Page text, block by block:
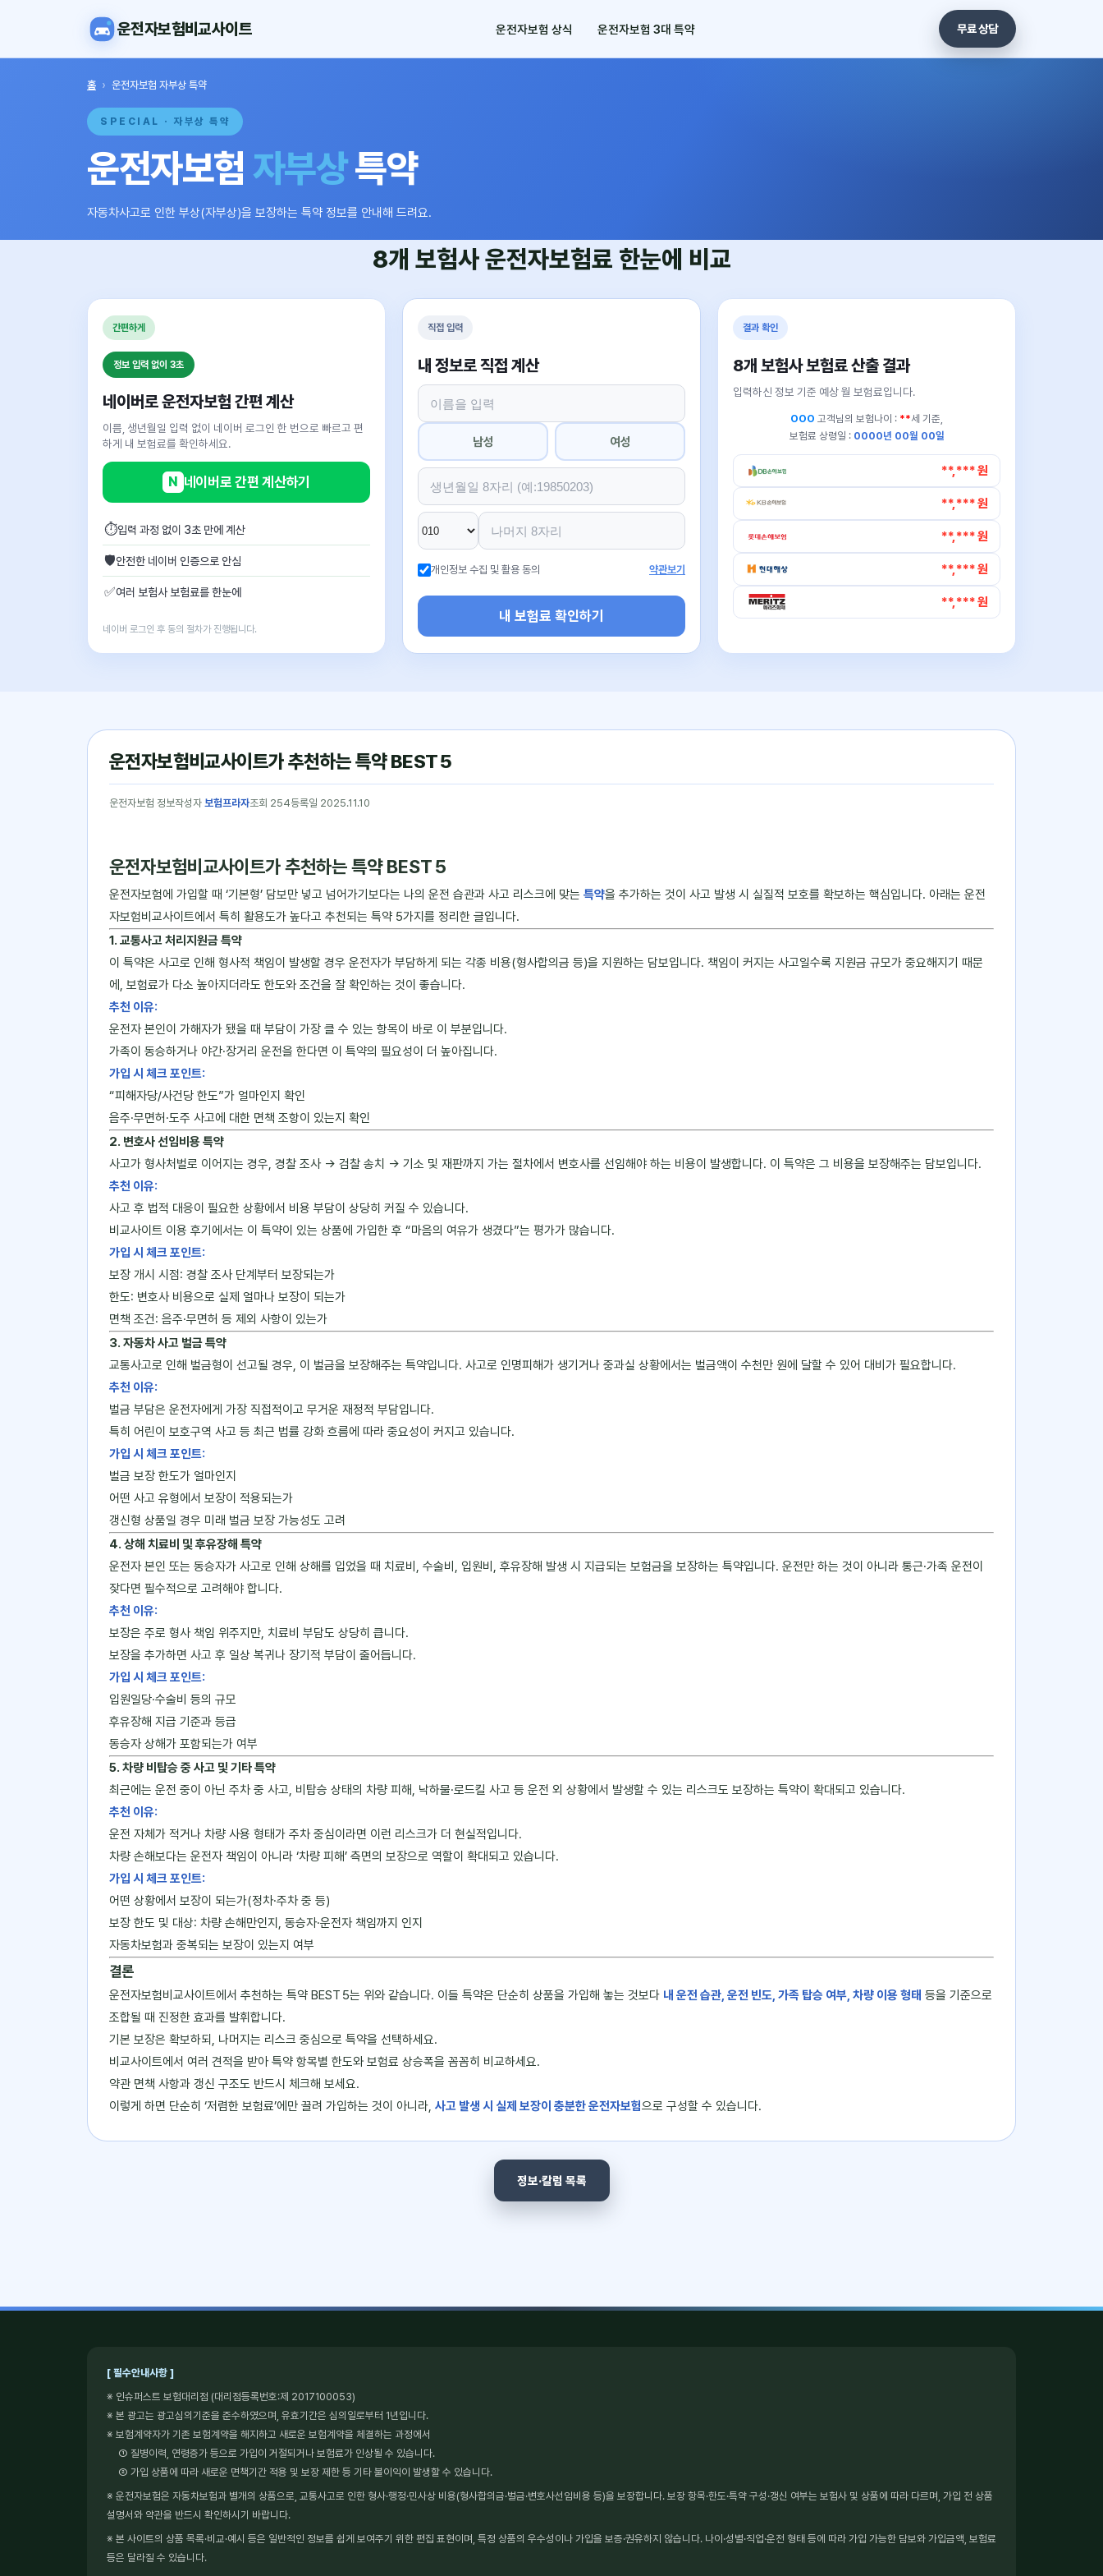
운전자보험비교사이트 운전자보험 상식 운전자보험 3대 특약 무료 상담
홈 › 운전자보험 자부상 특약
SPECIAL · 자부상 특약
운전자보험 자부상특약
자동차사고로 인한 부상(자부상)을 보장하는 특약 정보를 안내해 드려요.
8개 보험사운전자보험료 한눈에 비교
간편하게
정보 입력 없이 3초
네이버로 운전자보험 간편 계산
이름, 생년월일 입력 없이 네이버 로그인 한 번으로 빠르고 편
하게 내 보험료를 확인하세요.
N 네이버로 간편 계산하기
⏱입력 과정 없이 3초 만에 계산
🛡안전한 네이버 인증으로 안심
✅여러 보험사 보험료를 한눈에
네이버 로그인 후 동의 절차가 진행됩니다.
직접 입력
내 정보로 직접 계산
남성 여성
개인정보 수집 및 활용 동의 약관보기
내 보험료 확인하기
결과 확인
8개 보험사 보험료 산출 결과
입력하신 정보 기준 예상 월 보험료입니다.
OOO 고객님의 보험나이 : **세 기준,
보험료 상령일 : 0000년 00월 00일
**,*** 원
**,*** 원
**,*** 원
**,*** 원
**,*** 원
운전자보험비교사이트가 추천하는 특약 BEST 5
운전자보험 정보작성자 보험프라자조회 254등록일 2025.11.10
운전자보험비교사이트가 추천하는 특약 BEST 5
운전자보험에 가입할 때 ‘기본형’ 담보만 넣고 넘어가기보다는 나의 운전 습관과 사고 리스크에 맞는 특약을 추가하는 것이 사고 발생 시 실질적 보호를 확보하는 핵심입니다. 아래는 운전
자보험비교사이트에서 특히 활용도가 높다고 추천되는 특약 5가지를 정리한 글입니다.
1. 교통사고 처리지원금 특약
이 특약은 사고로 인해 형사적 책임이 발생할 경우 운전자가 부담하게 되는 각종 비용(형사합의금 등)을 지원하는 담보입니다. 책임이 커지는 사고일수록 지원금 규모가 중요해지기 때문
에, 보험료가 다소 높아지더라도 한도와 조건을 잘 확인하는 것이 좋습니다.
추천 이유:
운전자 본인이 가해자가 됐을 때 부담이 가장 클 수 있는 항목이 바로 이 부분입니다.
가족이 동승하거나 야간·장거리 운전을 한다면 이 특약의 필요성이 더 높아집니다.
가입 시 체크 포인트:
“피해자당/사건당 한도”가 얼마인지 확인
음주·무면허·도주 사고에 대한 면책 조항이 있는지 확인
2. 변호사 선임비용 특약
사고가 형사처벌로 이어지는 경우, 경찰 조사 → 검찰 송치 → 기소 및 재판까지 가는 절차에서 변호사를 선임해야 하는 비용이 발생합니다. 이 특약은 그 비용을 보장해주는 담보입니다.
추천 이유:
사고 후 법적 대응이 필요한 상황에서 비용 부담이 상당히 커질 수 있습니다.
비교사이트 이용 후기에서는 이 특약이 있는 상품에 가입한 후 “마음의 여유가 생겼다”는 평가가 많습니다.
가입 시 체크 포인트:
보장 개시 시점: 경찰 조사 단계부터 보장되는가
한도: 변호사 비용으로 실제 얼마나 보장이 되는가
면책 조건: 음주·무면허 등 제외 사항이 있는가
3. 자동차 사고 벌금 특약
교통사고로 인해 벌금형이 선고될 경우, 이 벌금을 보장해주는 특약입니다. 사고로 인명피해가 생기거나 중과실 상황에서는 벌금액이 수천만 원에 달할 수 있어 대비가 필요합니다.
추천 이유:
벌금 부담은 운전자에게 가장 직접적이고 무거운 재정적 부담입니다.
특히 어린이 보호구역 사고 등 최근 법률 강화 흐름에 따라 중요성이 커지고 있습니다.
가입 시 체크 포인트:
벌금 보장 한도가 얼마인지
어떤 사고 유형에서 보장이 적용되는가
갱신형 상품일 경우 미래 벌금 보장 가능성도 고려
4. 상해 치료비 및 후유장해 특약
운전자 본인 또는 동승자가 사고로 인해 상해를 입었을 때 치료비, 수술비, 입원비, 후유장해 발생 시 지급되는 보험금을 보장하는 특약입니다. 운전만 하는 것이 아니라 통근·가족 운전이
잦다면 필수적으로 고려해야 합니다.
추천 이유:
보장은 주로 형사 책임 위주지만, 치료비 부담도 상당히 큽니다.
보장을 추가하면 사고 후 일상 복귀나 장기적 부담이 줄어듭니다.
가입 시 체크 포인트:
입원일당·수술비 등의 규모
후유장해 지급 기준과 등급
동승자 상해가 포함되는가 여부
5. 차량 비탑승 중 사고 및 기타 특약
최근에는 운전 중이 아닌 주차 중 사고, 비탑승 상태의 차량 피해, 낙하물·로드킬 사고 등 운전 외 상황에서 발생할 수 있는 리스크도 보장하는 특약이 확대되고 있습니다.
추천 이유:
운전 자체가 적거나 차량 사용 형태가 주차 중심이라면 이런 리스크가 더 현실적입니다.
차량 손해보다는 운전자 책임이 아니라 ‘차량 피해’ 측면의 보장으로 역할이 확대되고 있습니다.
가입 시 체크 포인트:
어떤 상황에서 보장이 되는가(정차·주차 중 등)
보장 한도 및 대상: 차량 손해만인지, 동승자·운전자 책임까지 인지
자동차보험과 중복되는 보장이 있는지 여부
결론
운전자보험비교사이트에서 추천하는 특약 BEST 5는 위와 같습니다. 이들 특약은 단순히 상품을 가입해 놓는 것보다 내 운전 습관, 운전 빈도, 가족 탑승 여부, 차량 이용 형태 등을 기준으로
조합될 때 진정한 효과를 발휘합니다.
기본 보장은 확보하되, 나머지는 리스크 중심으로 특약을 선택하세요.
비교사이트에서 여러 견적을 받아 특약 항목별 한도와 보험료 상승폭을 꼼꼼히 비교하세요.
약관 면책 사항과 갱신 구조도 반드시 체크해 보세요.
이렇게 하면 단순히 ‘저렴한 보험료’에만 끌려 가입하는 것이 아니라, 사고 발생 시 실제 보장이 충분한 운전자보험으로 구성할 수 있습니다.
정보·칼럼 목록
[ 필수안내사항 ]
※ 인슈퍼스트 보험대리점 (대리점등록번호:제 2017100053)
※ 본 광고는 광고심의기준을 준수하였으며, 유효기간은 심의일로부터 1년입니다.
※ 보험계약자가 기존 보험계약을 해지하고 새로운 보험계약을 체결하는 과정에서
① 질병이력, 연령증가 등으로 가입이 거절되거나 보험료가 인상될 수 있습니다.
② 가입 상품에 따라 새로운 면책기간 적용 및 보장 제한 등 기타 불이익이 발생할 수 있습니다.
※ 운전자보험은 자동차보험과 별개의 상품으로, 교통사고로 인한 형사·행정·민사상 비용(형사합의금·벌금·변호사선임비용 등)을 보장합니다. 보장 항목·한도·특약 구성·갱신 여부는 보험사 및 상품에 따라 다르며, 가입 전 상품
설명서와 약관을 반드시 확인하시기 바랍니다.
※ 본 사이트의 상품 목록·비교·예시 등은 일반적인 정보를 쉽게 보여주기 위한 편집 표현이며, 특정 상품의 우수성이나 가입을 보증·권유하지 않습니다. 나이·성별·직업·운전 형태 등에 따라 가입 가능한 담보와 가입금액, 보험료
등은 달라질 수 있습니다.